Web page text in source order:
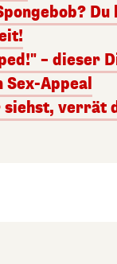
– dieser
Sex-Appeal
siehst, verrät